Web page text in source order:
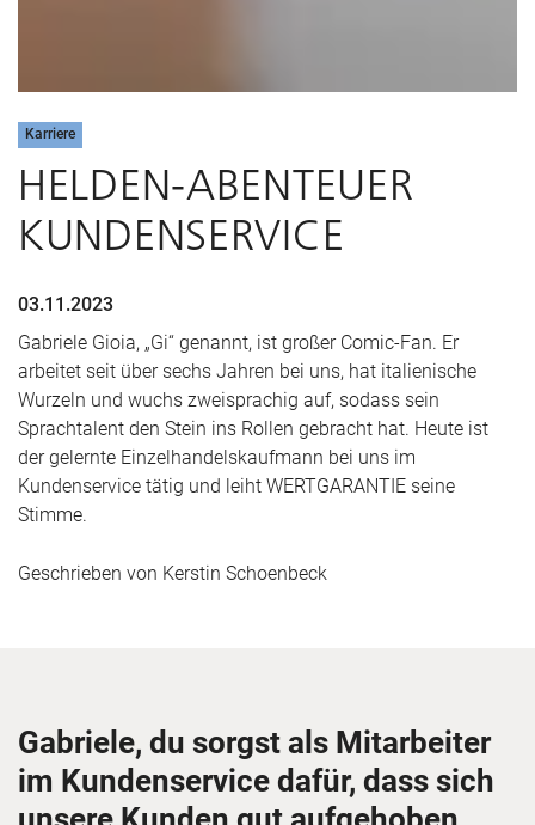
Karriere
HELDEN-ABENTEUER
KUNDENSERVICE
03.11.2023
Gabriele Gioia, „Gi“ genannt, ist großer Comic-Fan. Er
arbeitet seit über sechs Jahren bei uns, hat italienische
Wurzeln und wuchs zweisprachig auf, sodass sein
Sprachtalent den Stein ins Rollen gebracht hat. Heute ist
der gelernte Einzelhandelskaufmann bei uns im
Kundenservice tätig und leiht WERTGARANTIE seine
Stimme.
Geschrieben von Kerstin Schoenbeck
Gabriele, du sorgst als Mitarbeiter
im Kundenservice dafür, dass sich